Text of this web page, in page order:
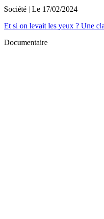
Société | Le 17/02/2024
Et si on levait les yeux ? Une
Documentaire